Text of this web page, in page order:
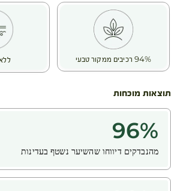
בנוסף, הם שילבו את צמח האגבה הכחולה
עמוקה לזקיקי השיער*** ותומכת ביציבות
פעיל בקבלת שיער בריא, יפה ומלא חיים. היא
אורכו על ידי המרצת הזקיקים.
94% רכיבים ממקור טבעי
תוצאות מוכחות
96%
מהנבדקים דיווחו שהשיער נשטף בעדינות